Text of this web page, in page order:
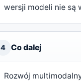
wersji modeli nie są
4 Co dalej
Rozwój